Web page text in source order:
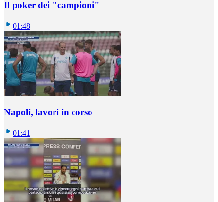
Il poker dei "campioni"
01:48
Napoli, lavori in corso
01:41